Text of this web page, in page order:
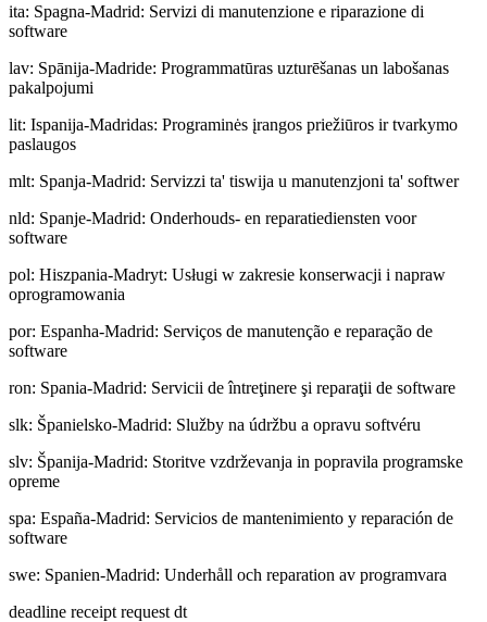
ita: Spagna-Madrid: Servizi di manutenzione e riparazione di
software
lav: Spānija-Madride: Programmatūras uzturēšanas un labošanas
pakalpojumi
lit: Ispanija-Madridas: Programinės įrangos priežiūros ir tvarkymo
paslaugos
mlt: Spanja-Madrid: Servizzi ta' tiswija u manutenzjoni ta' softwer
nld: Spanje-Madrid: Onderhouds- en reparatiediensten voor
software
pol: Hiszpania-Madryt: Usługi w zakresie konserwacji i napraw
oprogramowania
por: Espanha-Madrid: Serviços de manutenção e reparação de
software
ron: Spania-Madrid: Servicii de întreţinere şi reparaţii de software
slk: Španielsko-Madrid: Služby na údržbu a opravu softvéru
slv: Španija-Madrid: Storitve vzdrževanja in popravila programske
opreme
spa: España-Madrid: Servicios de mantenimiento y reparación de
software
swe: Spanien-Madrid: Underhåll och reparation av programvara
deadline receipt request dt